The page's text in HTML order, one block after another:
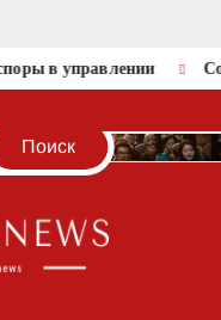
в управлении